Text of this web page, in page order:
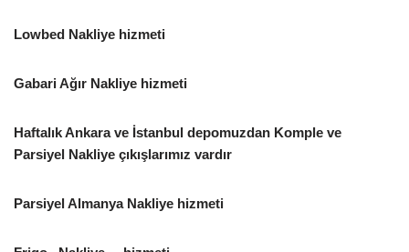
Lowbed Nakliye hizmeti
Gabari Ağır Nakliye hizmeti
Haftalık Ankara ve İstanbul depomuzdan Komple ve
Parsiyel Nakliye çıkışlarımız vardır
Parsiyel Almanya Nakliye hizmeti